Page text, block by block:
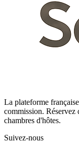
La plateforme
commission. Réservez
chambres d'hôtes.
Suivez-nous